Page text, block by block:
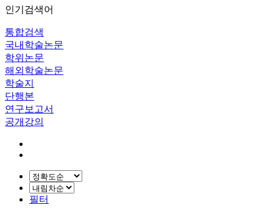
인기검색어
통합검색
국내학술논문
학위논문
해외학술논문
학술지
단행본
연구보고서
공개강의
필터